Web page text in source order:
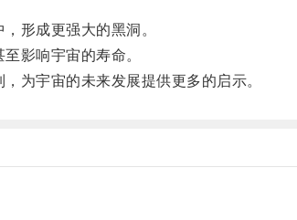
形成更强大的黑洞。
影响宇宙的寿命。
为宇宙的未来发展提供更多的启示。